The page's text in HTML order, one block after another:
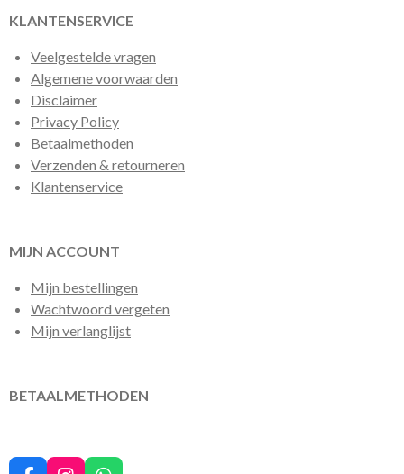
KLANTENSERVICE
Veelgestelde vragen
Algemene voorwaarden
Disclaimer
Privacy Policy
Betaalmethoden
Verzenden & retourneren
Klantenservice
MIJN ACCOUNT
Mijn bestellingen
Wachtwoord vergeten
Mijn verlanglijst
BETAALMETHODEN